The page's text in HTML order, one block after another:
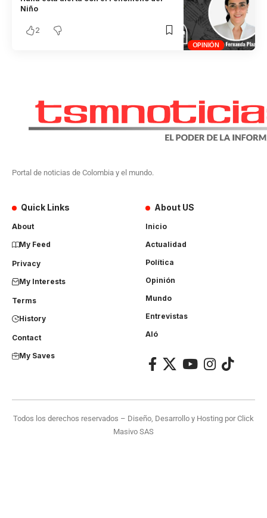
OPINIÓN
Niño
2
Portal de noticias de Colombia y el mundo.
Quick Links
About
My Feed
Privacy
My Interests
Terms
History
Contact
My Saves
About US
Inicio
Actualidad
Política
Opinión
Mundo
Entrevistas
Aló
Todos los derechos reservados – Diseño, Desarrollo y Hosting porClick
Masivo SAS